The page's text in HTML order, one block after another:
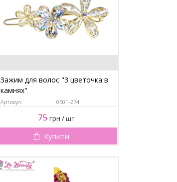
Зажим для волос "3 цветочка в
камнях"
Артикул: 0501-274
75 грн /шт
Купити